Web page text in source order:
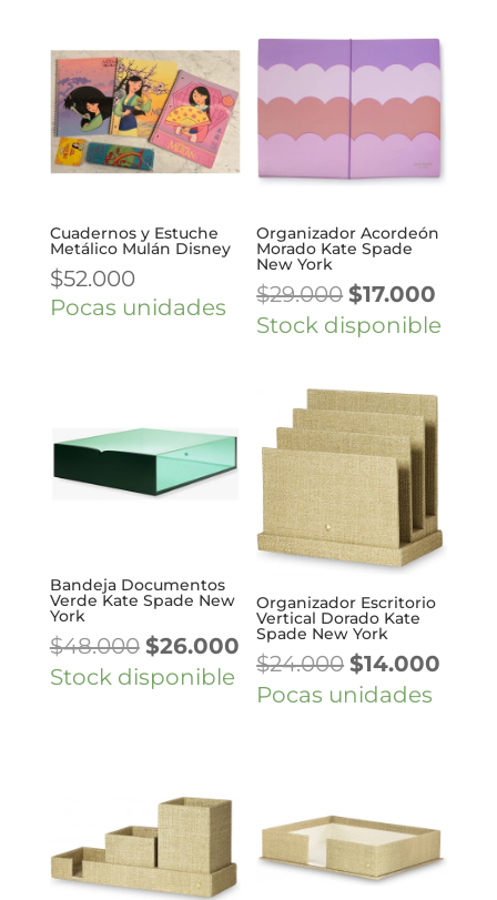
Cuadernos y Estuche
Metálico Mulán Disney
$52.000
Pocas unidades
Organizador Acordeón
Morado Kate Spade
New York
$29.000 El
precio
$29.000.
$17.000
Stock disponible
Bandeja Documentos
Verde Kate Spade New
York
$48.000 El
precio
$26.000El
precio
actual
Stock disponible
Organizador Escritorio
Vertical Dorado Kate
Spade New York
$24.000 El
precio
$14.000
Pocas unidades